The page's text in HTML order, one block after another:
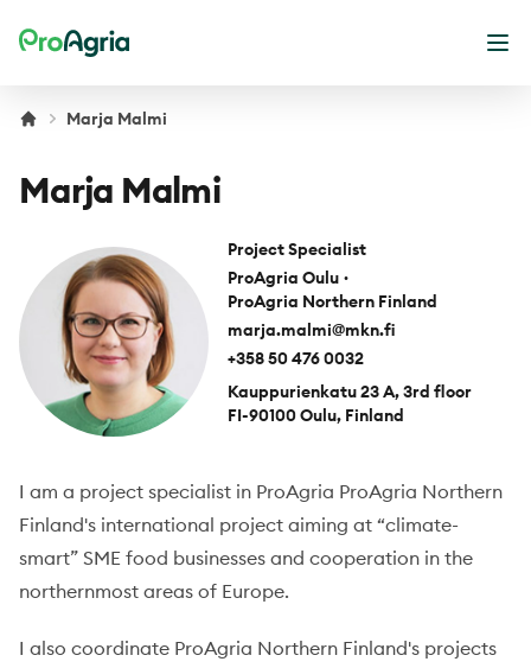
ProAgria
Marja Malmi
Marja Malmi
Project Specialist
ProAgria Oulu ·
ProAgria Northern Finland
marja.malmi@mkn.fi
+358 50 476 0032
Kauppurienkatu 23 A, 3rd floor
FI-90100 Oulu, Finland
I am a project specialist in ProAgria ProAgria Northern
Finland's international project aiming at “climate-
smart” SME food businesses and cooperation in the
northernmost areas of Europe.
I also coordinate ProAgria Northern Finland's projects